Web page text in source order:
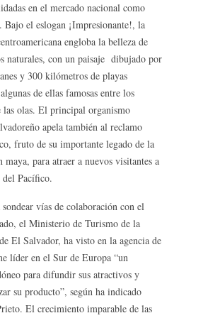
en el mercado nacional como
Bajo el eslogan ¡Impresionante!, la
engloba la belleza de
naturales, con un paisaje dibujado por
y 300 kilómetros de playas
de ellas famosas entre los
las olas. El principal organismo
apela también al reclamo
fruto de su importante legado de la
para atraer a nuevos visitantes a
del Pacífico.
vías de colaboración con el
el Ministerio de Turismo de la
El Salvador, ha visto en la agencia de
líder en el Sur de Europa “un
para difundir sus atractivos y
su producto”, según ha indicado
El crecimiento imparable de las